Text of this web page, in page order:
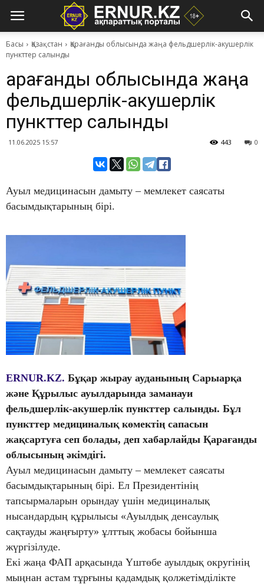
Басы Қазақстан
Қарағанды облысында жаңа фельдшерлік-акушерлік
пункттер салынды
Қарағанды облысында жаңа
фельдшерлік-акушерлік
пункттер салынды
11.06.2025 15:57 0
443
Ауыл медицинасын дамыту – мемлекет саясаты
басымдықтарының бірі.
ERNUR.KZ. Бұқар жырау ауданының Сарыарқа
және Құрылыс ауылдарында заманауи
фельдшерлік-акушерлік пункттер салынды. Бұл
пункттер медициналық көмектің сапасын
жақсартуға сеп болады, деп хабарлайды Қарағанды
облысының әкімдігі.
Ауыл медицинасын дамыту – мемлекет саясаты
басымдықтарының бірі. Ел Президентінің
тапсырмаларын орындау үшін медициналық
нысандардың құрылысы «Ауылдық денсаулық
сақтауды жаңғырту» ұлттық жобасы бойынша
жүргізілуде.
Екі жаңа ФАП арқасында Үштөбе ауылдық округінің
мыңнан астам тұрғыны қадамдық қолжетімділікте